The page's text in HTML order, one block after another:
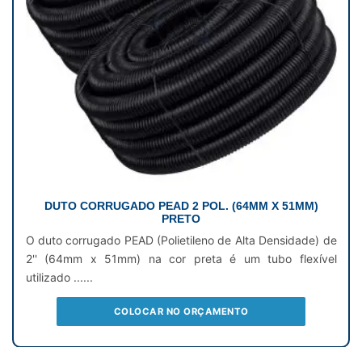
DUTO CORRUGADO PEAD 2 POL. (64MM X 51MM)
PRETO
O duto corrugado PEAD (Polietileno de Alta Densidade) de
2'' (64mm x 51mm) na cor preta é um tubo flexível
utilizado ......
COLOCAR NO ORÇAMENTO